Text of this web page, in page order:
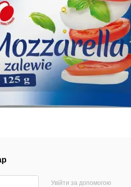
Увійти за допомогою